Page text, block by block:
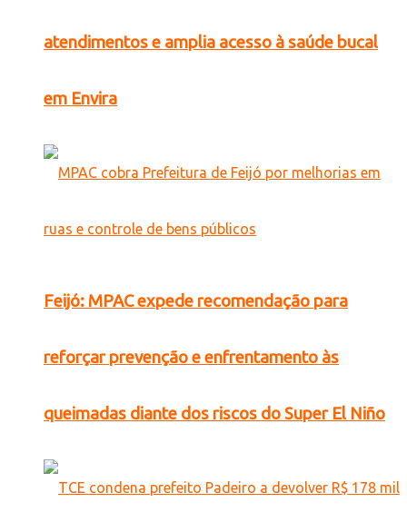
atendimentos e amplia acesso à saúde bucal
em Envira
Feijó: MPAC expede recomendação para
reforçar prevenção e enfrentamento às
queimadas diante dos riscos do Super El Niño